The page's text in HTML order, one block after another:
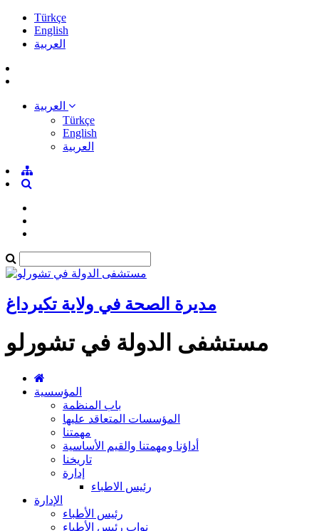
Türkçe
English
العربية
Türkçe
English
العربية
مديرة الصحة في ولاية تكيرداغ
مستشفى الدولة في تشورلو
المؤسسية
باب المنظمة
المؤسسات المتعاقد عليها
مهمتنا
أداؤنا ومهمتنا والقيم الأساسية
تاريخنا
إدارة
رئيس الاطباء
الإدارة
رئيس الأطباء
نواب رئيس الأطباء